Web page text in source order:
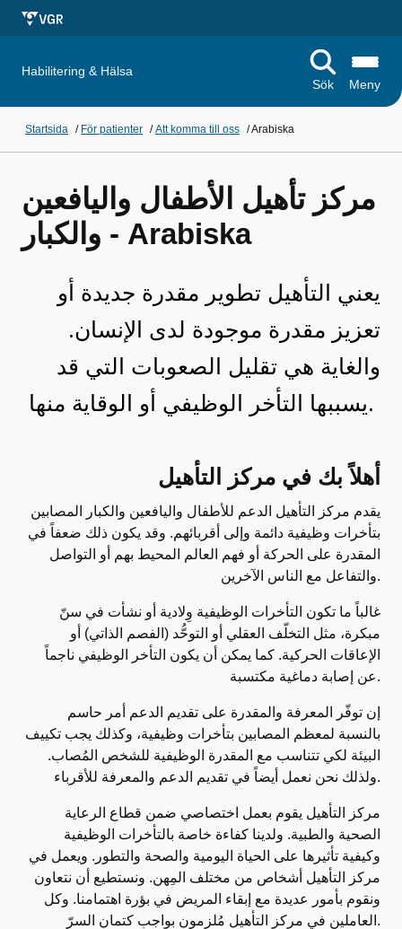
Habilitering & Hälsa
Sök
Meny
Startsida / För patienter /Att komma till oss /Arabiska
مركز تأهيل الأطفال واليافعين
والكبار - Arabiska
يعني التأهيل تطوير مقدرة جديدة أو
تعزيز مقدرة موجودة لدى الإنسان.
والغاية هي تقليل الصعوبات التي قد
يسببها التأخر الوظيفي أو الوقاية منها.
أهلاً بك في مركز التأهيل
يقدم مركز التأهيل الدعم للأطفال واليافعين والكبار المصابين
بتأخرات وظيفية دائمة وإلى أقربائهم. وقد يكون ذلك ضعفاً في
المقدرة على الحركة أو فهم العالم المحيط بهم أو التواصل
والتفاعل مع الناس الآخرين.
غالباً ما تكون التأخرات الوظيفية وِلادية أو نشأت في سنّ
مبكرة، مثل التخلّف العقلي أو التوحُّد (الفصم الذاتي) أو
الإعاقات الحركية. كما يمكن أن يكون التأخر الوظيفي ناجماً
عن إصابة دماغية مكتسبة.
إن توفّر المعرفة والمقدرة على تقديم الدعم أمر حاسم
بالنسبة لمعظم المصابين بتأخرات وظيفية، وكذلك يجب تكييف
البيئة لكي تتناسب مع المقدرة الوظيفية للشخص المُصاب.
ولذلك نحن نعمل أيضاً في تقديم الدعم والمعرفة للأقرباء.
مركز التأهيل يقوم بعمل اختصاصي ضمن قطاع الرعاية
الصحية والطبية. ولدينا كفاءة خاصة بالتأخرات الوظيفية
وكيفية تأثيرها على الحياة اليومية والصحة والتطور. ويعمل في
مركز التأهيل أشخاص من مختلف المِهن. ونستطيع أن نتعاون
ونقوم بأمور عديدة مع إبقاء المريض في بؤرة اهتمامنا. وكل
العاملين في مركز التأهيل مُلزمون بواجب كتمان السرّ.